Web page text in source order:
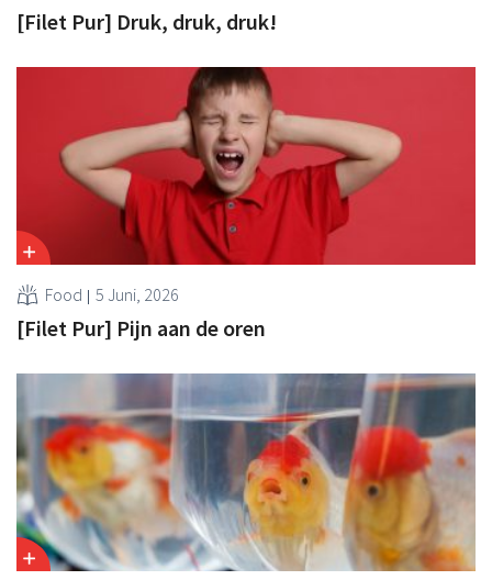
[Filet Pur] Druk, druk, druk!
Food 5 Juni, 2026
[Filet Pur] Pijn aan de oren